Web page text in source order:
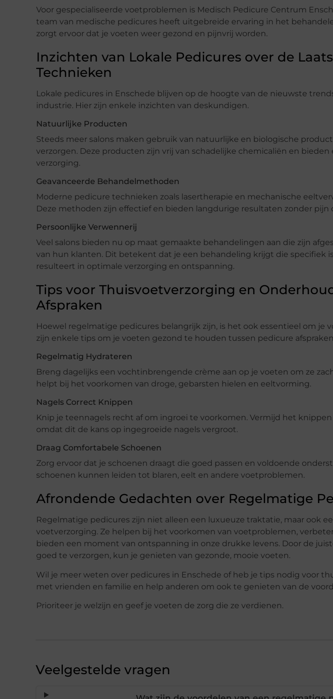
Voor gespecialiseerde voetproblemen is Medisch Pedicure Centrum
team van medische pedicures heeft uitgebreide ervaring in het
zorgt ervoor dat je voeten weer gezond en pijnvrij worden.
Inzichten van Lokale Pedicures over de
Technieken
Lokale pedicures in Enschede blijven op de hoogte van de nieuwste
industrie. Hier zijn enkele inzichten van deskundigen.
Natuurlijke Producten
Steeds meer salons maken gebruik van natuurlijke en biologische
verzorgen. Deze producten zijn vrij van schadelijke chemicaliën en bieden
verzorging.
Geavanceerde Behandelmethoden
Moderne pedicure technieken zoals lasertherapie en mechanische
Deze methoden zijn effectief en bieden langdurige resultaten zonder pijn
Persoonlijke Verwennerij
Veel salons bieden nu op maat gemaakte behandelingen aan die zijn
van hun klanten. Dit betekent dat je een behandeling krijgt die specifiek
resulteert in optimale verzorging en ontspanning.
Tips voor Thuisvoetverzorging en
Afspraken
Hoewel regelmatige pedicures belangrijk zijn, is het ook essentieel om je
zijn enkele tips om je voeten gezond te houden tussen pedicure
Regelmatig Hydrateren
Breng dagelijks een vochtinbrengende crème aan op je voeten om ze
helpt bij het voorkomen van droge, gebarsten hielen en eeltvorming.
Nagels Correct Knippen
Knip je teennagels recht af om ingroei te voorkomen. Vermijd het
omdat dit de kans op ingegroeide nagels vergroot.
Draag Comfortabele Schoenen
Zorg ervoor dat je schoenen draagt die goed passen en voldoende
schoenen kunnen leiden tot blaren, eelt en andere voetproblemen.
Afrondende Gedachten over Regelmatige
Regelmatige pedicures zijn niet alleen een luxueuze traktatie, maar ook
voetverzorging. Ze helpen bij het voorkomen van voetproblemen,
bieden een moment van ontspanning in onze drukke levens. Door de
goed te verzorgen, kun je genieten van gezonde, mooie voeten.
Wil je meer weten over pedicures in Enschede of heb je tips nodig voor
met vrienden en familie en help anderen om ook te genieten van de
Prioriteer je welzijn en geef je voeten de zorg die ze verdienen.
Veelgestelde vragen